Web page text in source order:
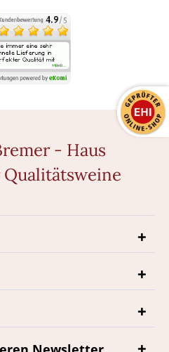
- Haus